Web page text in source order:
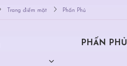
Trang điểm mặt Phấn Phủ
PHẤN PHỦ